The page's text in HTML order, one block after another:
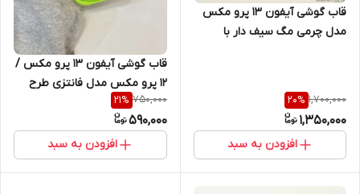
قاب گوشی آیفون 13 پرو مکس
مدل چرمی مگ سیف دار با
1,700,000
20%
1,350,000
افزودن به سبد
قاب گوشی آیفون 13 پرو مکس /
12 پرو مکس مدل فانتزی طرح
مایک وازوفسکی (کارخانه
هیولاها)
750,000
21%
590,000
افزودن به سبد